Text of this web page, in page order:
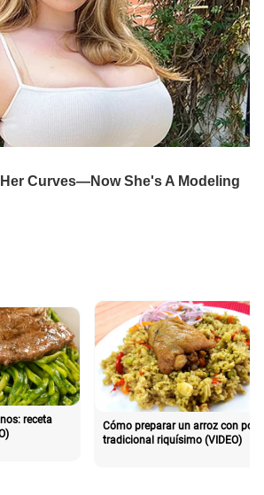
receta
Cómo preparar un arroz con pollo
tradicional riquísimo (VIDEO)